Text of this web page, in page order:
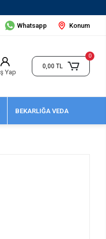
Whatsapp Konum
Yap
0
0,00 TL
BEKARLIĞA VEDA